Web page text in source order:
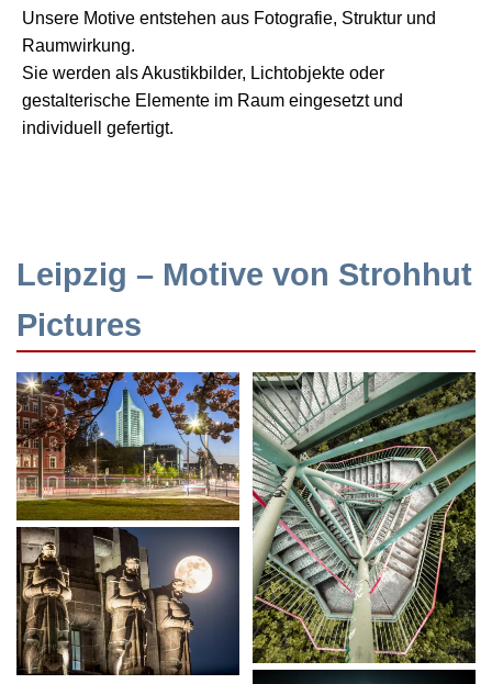
Unsere Motive entstehen aus Fotografie, Struktur und
Raumwirkung.
Sie werden als Akustikbilder, Lichtobjekte oder
gestalterische Elemente im Raum eingesetzt und
individuell gefertigt.
Leipzig – Motive von Strohhut
Pictures